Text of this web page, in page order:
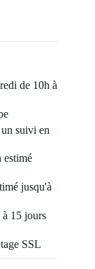
de 10h à
suivi en
estimé
jusqu'à
15 jours
SSL